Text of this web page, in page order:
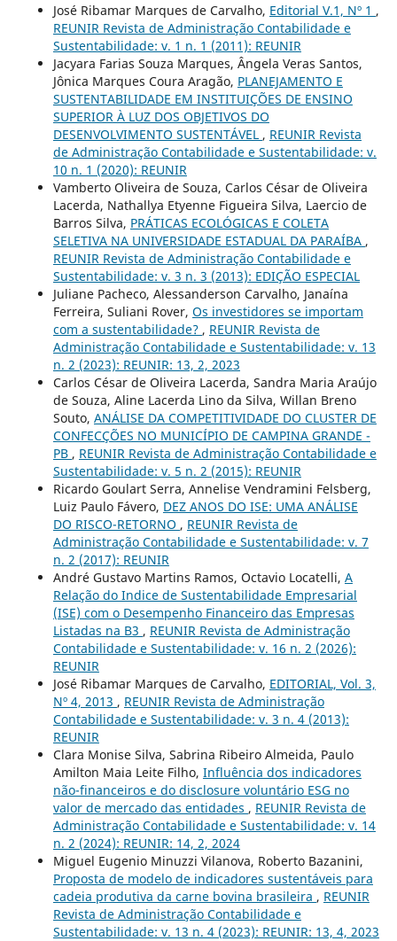
José Ribamar Marques de Carvalho, Editorial V.1, Nº 1 ,
REUNIR Revista de Administração Contabilidade e
Sustentabilidade: v. 1 n. 1 (2011): REUNIR
Jacyara Farias Souza Marques, Ângela Veras Santos,
Jônica Marques Coura Aragão, PLANEJAMENTO E
SUSTENTABILIDADE EM INSTITUIÇÕES DE ENSINO
SUPERIOR À LUZ DOS OBJETIVOS DO
DESENVOLVIMENTO SUSTENTÁVEL , REUNIR Revista
de Administração Contabilidade e Sustentabilidade: v.
10 n. 1 (2020): REUNIR
Vamberto Oliveira de Souza, Carlos César de Oliveira
Lacerda, Nathallya Etyenne Figueira Silva, Laercio de
Barros Silva, PRÁTICAS ECOLÓGICAS E COLETA
SELETIVA NA UNIVERSIDADE ESTADUAL DA PARAÍBA ,
REUNIR Revista de Administração Contabilidade e
Sustentabilidade: v. 3 n. 3 (2013): EDIÇÃO ESPECIAL
Juliane Pacheco, Alessanderson Carvalho, Janaína
Ferreira, Suliani Rover, Os investidores se importam
com a sustentabilidade? , REUNIR Revista de
Administração Contabilidade e Sustentabilidade: v. 13
n. 2 (2023): REUNIR: 13, 2, 2023
Carlos César de Oliveira Lacerda, Sandra Maria Araújo
de Souza, Aline Lacerda Lino da Silva, Willan Breno
Souto, ANÁLISE DA COMPETITIVIDADE DO CLUSTER DE
CONFECÇÕES NO MUNICÍPIO DE CAMPINA GRANDE -
PB , REUNIR Revista de Administração Contabilidade e
Sustentabilidade: v. 5 n. 2 (2015): REUNIR
Ricardo Goulart Serra, Annelise Vendramini Felsberg,
Luiz Paulo Fávero, DEZ ANOS DO ISE: UMA ANÁLISE
DO RISCO-RETORNO , REUNIR Revista de
Administração Contabilidade e Sustentabilidade: v. 7
n. 2 (2017): REUNIR
André Gustavo Martins Ramos, Octavio Locatelli, A
Relação do Indice de Sustentabilidade Empresarial
(ISE) com o Desempenho Financeiro das Empresas
Listadas na B3 , REUNIR Revista de Administração
Contabilidade e Sustentabilidade: v. 16 n. 2 (2026):
REUNIR
José Ribamar Marques de Carvalho, EDITORIAL, Vol. 3,
Nº 4, 2013 , REUNIR Revista de Administração
Contabilidade e Sustentabilidade: v. 3 n. 4 (2013):
REUNIR
Clara Monise Silva, Sabrina Ribeiro Almeida, Paulo
Amilton Maia Leite Filho, Influência dos indicadores
não-financeiros e do disclosure voluntário ESG no
valor de mercado das entidades , REUNIR Revista de
Administração Contabilidade e Sustentabilidade: v. 14
n. 2 (2024): REUNIR: 14, 2, 2024
Miguel Eugenio Minuzzi Vilanova, Roberto Bazanini,
Proposta de modelo de indicadores sustentáveis para
cadeia produtiva da carne bovina brasileira , REUNIR
Revista de Administração Contabilidade e
Sustentabilidade: v. 13 n. 4 (2023): REUNIR: 13, 4, 2023